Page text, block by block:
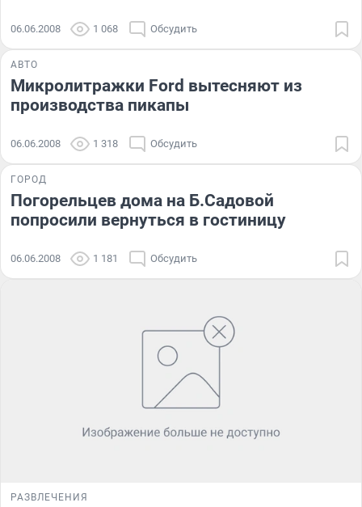
06.06.2008 1 068 Обсудить
АВТО
Микролитражки Ford вытесняют из
производства пикапы
06.06.2008 1 318 Обсудить
ГОРОД
Погорельцев дома на Б.Садовой
попросили вернуться в гостиницу
06.06.2008 1 181 Обсудить
РАЗВЛЕЧЕНИЯ